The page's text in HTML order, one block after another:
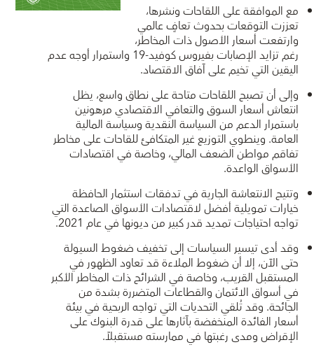
مع الموافقة على اللقاحات ونشرها،
تعززت التوقعات بحدوث تعافٍ عالمي
وارتفعت أسعار الأصول ذات المخاطر،
رغم تزايد الإصابات بفيروس كوفيد-19 واستمرار أوجه عدم
اليقين التي تخيم على آفاق الاقتصاد.
وإلى أن تصبح اللقاحات متاحة على نطاق واسع، يظل
انتعاش أسعار السوق والتعافي الاقتصادي مرهونين
باستمرار الدعم من السياسة النقدية وسياسة المالية
العامة. وينطوي التوزيع غير المتكافئ للقاحات على مخاطر
تفاقم مواطن الضعف المالي، وخاصة في اقتصادات
الأسواق الواعدة.
وتتيح الانتعاشة الجارية في تدفقات استثمار الحافظة
خيارات تمويلية أفضل لاقتصادات الأسواق الصاعدة التي
تواجه احتياجات تمديد قدر كبير من ديونها في عام 2021.
وقد أدى تيسير السياسات إلى تخفيف ضغوط السيولة
حتى الآن، إلا أن ضغوط الملاءة قد تعاود الظهور في
المستقبل القريب، وخاصة في الشرائح ذات المخاطر الأكبر
في أسواق الائتمان والقطاعات المتضررة بشدة من
الجائحة. وقد تُلقي التحديات التي تواجه الربحية في بيئة
أسعار الفائدة المنخفضة بآثارها على قدرة البنوك على
الإقراض ومدى رغبتها في ممارسته مستقبلاً.